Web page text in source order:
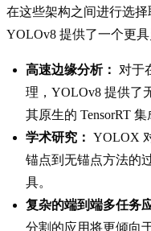
在这些架构之间进行选
YOLOv8 提供了一个更具
高速边缘分析： 对于
理，YOLOv8 提供了
其原生的 TensorRT 集
学术研究： YOLOX
锚点到无锚点方法的
具。
复杂的端到端多任务
分割的应用将更倾向